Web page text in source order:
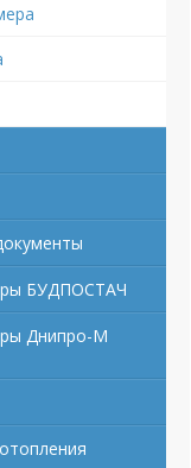
БУДПОСТАЧ
Днипро-М